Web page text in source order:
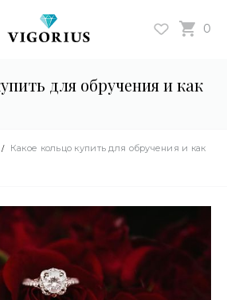
0
для обручения и как
Какое кольцо купить для обручения и как